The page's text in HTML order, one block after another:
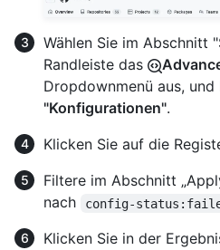
Wählen Sie im Abschnitt
Randleiste das
Dropdownmenü aus,
"Konfigurationen".
Klicken Sie auf die
Filtere im Abschnitt
nach
config-
Klicken Sie in der